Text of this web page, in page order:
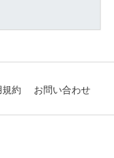
規約 お問い合わせ